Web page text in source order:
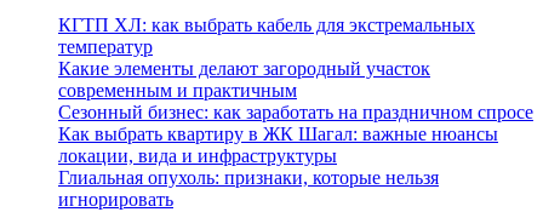
КГТП ХЛ: как выбрать кабель для экстремальных
температур
Какие элементы делают загородный участок
современным и практичным
Сезонный бизнес: как заработать на праздничном спросе
Как выбрать квартиру в ЖК Шагал: важные нюансы
локации, вида и инфраструктуры
Глиальная опухоль: признаки, которые нельзя
игнорировать